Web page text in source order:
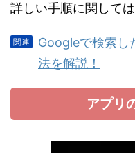
詳しい手順に関して
Googleで検索し
法を解説！
アプリ